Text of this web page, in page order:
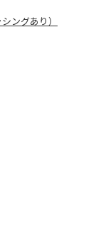
ングあり）